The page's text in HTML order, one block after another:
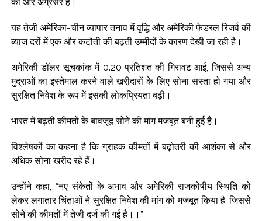
यह तेजी अमेरिका-चीन व्यापार तनाव में वृद्धि और अमेरिकी फेडरल रिजर्व की
ब्याज दरों में एक और कटौती की बढ़ती उम्मीदों के कारण देखी जा रही है।
अमेरिकी डॉलर सूचकांक में 0.20 प्रतिशत की गिरावट आई, जिससे अन्य
मुद्राओं का इस्तेमाल करने वाले खरीदारों के लिए सोना सस्ता हो गया और
सुरक्षित निवेश के रूप में इसकी लोकप्रियता बढ़ी।
भारत में बढ़ती कीमतों के बावजूद सोने की मांग मजबूत बनी हुई है।
विश्लेषकों का कहना है कि ग्राहक कीमतों में बढ़ोतरी की आशंका से और
अधिक सोना खरीद रहे हैं।
उन्होंने कहा, “नए संकेतों के अभाव और अमेरिकी राजकोषीय स्थिति को
लेकर लगातार चिंताओं ने सुरक्षित निवेश की मांग को मजबूत किया है, जिससे
सोने की कीमतों में तेजी दर्ज की गई है।।”